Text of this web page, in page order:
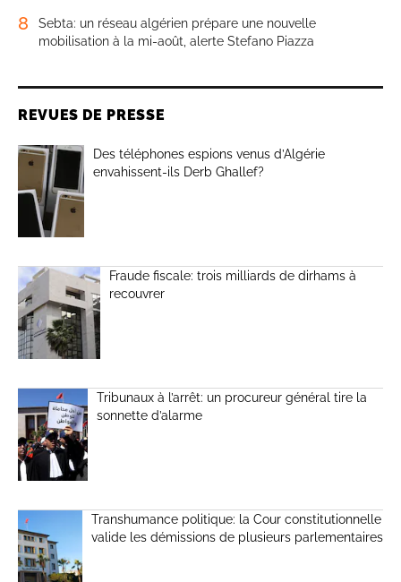
8
Sebta: un réseau algérien prépare une nouvelle
mobilisation à la mi-août, alerte Stefano Piazza
REVUES DE PRESSE
Des téléphones espions venus d’Algérie
envahissent-ils Derb Ghallef?
Fraude fiscale: trois milliards de dirhams à
recouvrer
Tribunaux à l’arrêt: un procureur général tire la
sonnette d’alarme
Transhumance politique: la Cour constitutionnelle
valide les démissions de plusieurs parlementaires